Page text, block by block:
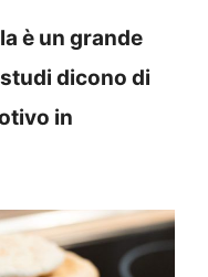
è un grande
dicono di
in